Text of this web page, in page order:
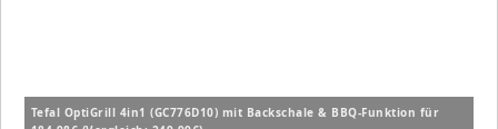
Tefal OptiGrill 4in1 (GC776D10) mit Backschale & BBQ-Funktion für